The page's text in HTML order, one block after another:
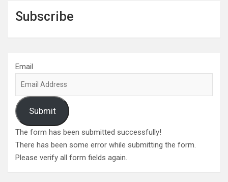
Subscribe
Email
Submit
The form has been submitted successfully!
There has been some error while submitting the form.
Please verify all form fields again.